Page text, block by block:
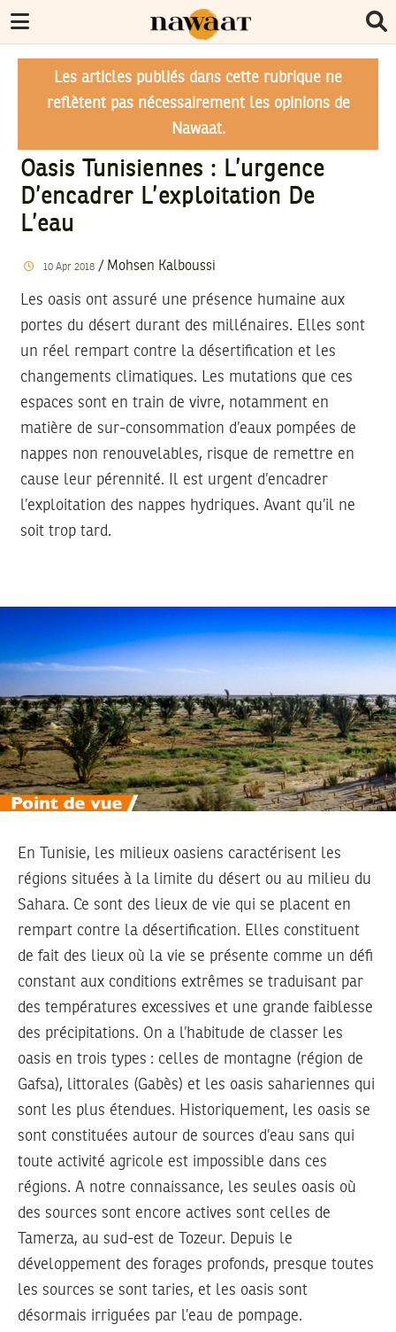
Les articles publiés dans cette rubrique ne
reflètent pas nécessairement les opinions de
Nawaat.
Oasis Tunisiennes : L’urgence
D’encadrer L’exploitation De
L’eau
10 Apr 2018/ Mohsen Kalboussi
Les oasis ont assuré une présence humaine aux
portes du désert durant des millénaires. Elles sont
un réel rempart contre la désertification et les
changements climatiques. Les mutations que ces
espaces sont en train de vivre, notamment en
matière de sur-consommation d’eaux pompées de
nappes non renouvelables, risque de remettre en
cause leur pérennité. Il est urgent d’encadrer
l’exploitation des nappes hydriques. Avant qu’il ne
soit trop tard.
En Tunisie, les milieux oasiens caractérisent les
régions situées à la limite du désert ou au milieu du
Sahara. Ce sont des lieux de vie qui se placent en
rempart contre la désertification. Elles constituent
de fait des lieux où la vie se présente comme un défi
constant aux conditions extrêmes se traduisant par
des températures excessives et une grande faiblesse
des précipitations. On a l’habitude de classer les
oasis en trois types : celles de montagne (région de
Gafsa), littorales (Gabès) et les oasis sahariennes qui
sont les plus étendues. Historiquement, les oasis se
sont constituées autour de sources d’eau sans qui
toute activité agricole est impossible dans ces
régions. A notre connaissance, les seules oasis où
des sources sont encore actives sont celles de
Tamerza, au sud-est de Tozeur. Depuis le
développement des forages profonds, presque toutes
les sources se sont taries, et les oasis sont
désormais irriguées par l’eau de pompage.